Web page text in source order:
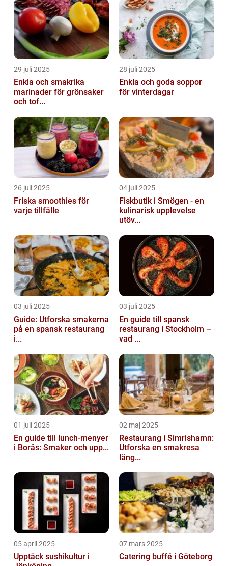
29 juli 2025
Enkla och smakrika
marinader för grönsaker
och tof...
28 juli 2025
Enkla och goda soppor
för vinterdagar
26 juli 2025
Friska smoothies för
varje tillfälle
04 juli 2025
Fiskbutik i Smögen - en
kulinarisk upplevelse
utöv...
03 juli 2025
Guide: Utforska smakerna
på en spansk restaurang
i...
03 juli 2025
En guide till spansk
restaurang i Stockholm –
vad ...
01 juli 2025
En guide till lunch-menyer
i Borås: Smaker och upp...
02 maj 2025
Restaurang i Simrishamn:
Utforska en smakresa
läng...
05 april 2025
Upptäck sushikultur i
07 mars 2025
Catering buffé i Göteborg